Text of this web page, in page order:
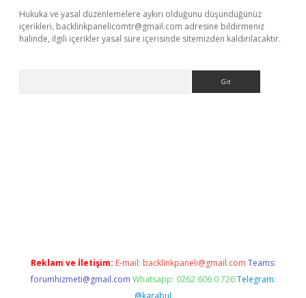
Hukuka ve yasal düzenlemelere aykırı olduğunu düşündüğünüz
içerikleri, backlinkpanelicomtr@gmail.com adresine bildirmeniz
halinde, ilgili içerikler yasal süre içerisinde sitemizden kaldırılacaktır.
Reklam ve İletişim: E-mail: backlinkpaneli@gmail.com Teams:
forumhizmeti@gmail.com Whatsapp: 0262 606 0 726 Telegram:
@karabul